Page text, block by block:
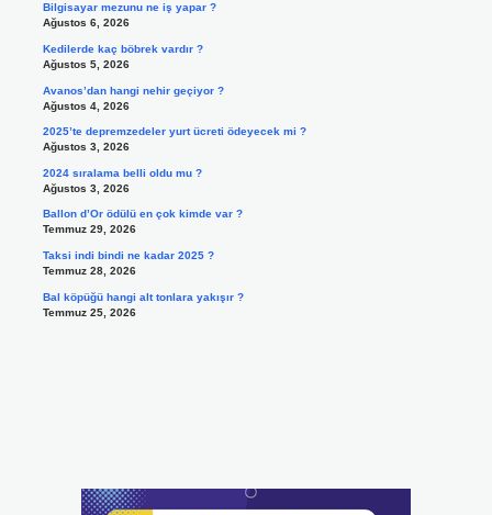
Bilgisayar mezunu ne iş yapar ?
Ağustos 6, 2026
Kedilerde kaç böbrek vardır ?
Ağustos 5, 2026
Avanos’dan hangi nehir geçiyor ?
Ağustos 4, 2026
2025’te depremzedeler yurt ücreti ödeyecek mi ?
Ağustos 3, 2026
2024 sıralama belli oldu mu ?
Ağustos 3, 2026
Ballon d’Or ödülü en çok kimde var ?
Temmuz 29, 2026
Taksi indi bindi ne kadar 2025 ?
Temmuz 28, 2026
Bal köpüğü hangi alt tonlara yakışır ?
Temmuz 25, 2026